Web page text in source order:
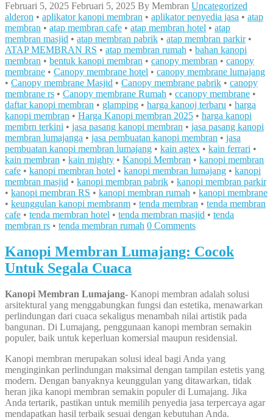
Februari 5, 2025 Februari 5, 2025 By Membran Uncategorized
alderon • aplikator kanopi membran • aplikator penyedia jasa • atap
membran • atap membran cafe • atap membran hotel • atap
membran masjid • atap membran pabrik • atap membran parkir•
ATAP MEMBRAN RS • atap membran rumah • bahan kanopi
membran • bentuk kanopi membran • canopy membran • canopy
membrane • Canopy membrane hotel • canopy membrane lumajang
• Canopy membrane Masjid • Canopy membrane pabrik • canopy
membrane rs • Canopy membrane Rumah • ccanopy membrane •
daftar kanopi membran • glamping • harga kanooj terbaru • harga
kanopi membran • Harga Kanopi membran 2025 • harga kanopi
membrn terkini • jasa pasang kanopi membran • jasa pasang kanopi
membran lumajanga • jasa pembuatan kanopi membran • jasa
pembuatan kanopi membran lumajang • kain agtex • kain ferrari •
kain membran • kain mighty • Kanopi Membran • kanopi membran
cafe • kanopi membran hotel • kanopi membran lumajang • kanopi
membran masjid • kanopi membran pabrik • kanopi membran parkir
• kanopi membran RS • kanopi membran rumah • kanopi membrane
• keunggulan kanopi membranm • tenda membran • tenda membran
cafe • tenda membran hotel • tenda membran masjid • tenda
membran rs • tenda membran rumah 0 Comments
Kanopi Membran Lumajang: Cocok
Untuk Segala Cuaca
Kanopi Membran Lumajang- Kanopi membran adalah solusi
arsitektural yang menggabungkan fungsi dan estetika, menawarkan
perlindungan dari cuaca sekaligus menambah nilai artistik pada
bangunan. Di Lumajang, penggunaan kanopi membran semakin
populer, baik untuk keperluan komersial maupun residensial.
Kanopi membran merupakan solusi ideal bagi Anda yang
menginginkan perlindungan maksimal dengan tampilan estetis yang
modern. Dengan banyaknya keunggulan yang ditawarkan, tidak
heran jika kanopi membran semakin populer di Lumajang. Jika
Anda tertarik, pastikan untuk memilih penyedia jasa terpercaya agar
mendapatkan hasil terbaik sesuai dengan kebutuhan Anda.